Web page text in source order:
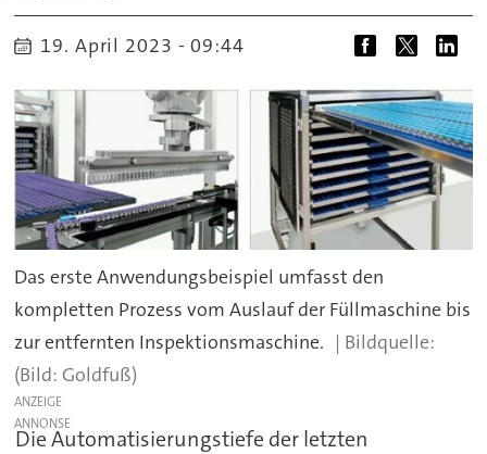
19. April 2023 - 09:44
Das erste Anwendungsbeispiel umfasst den
kompletten Prozess vom Auslauf der Füllmaschine bis
zur entfernten Inspektionsmaschine.
(Bild: Goldfuß)
ANZEIGE
Die Automatisierungstiefe der letzten